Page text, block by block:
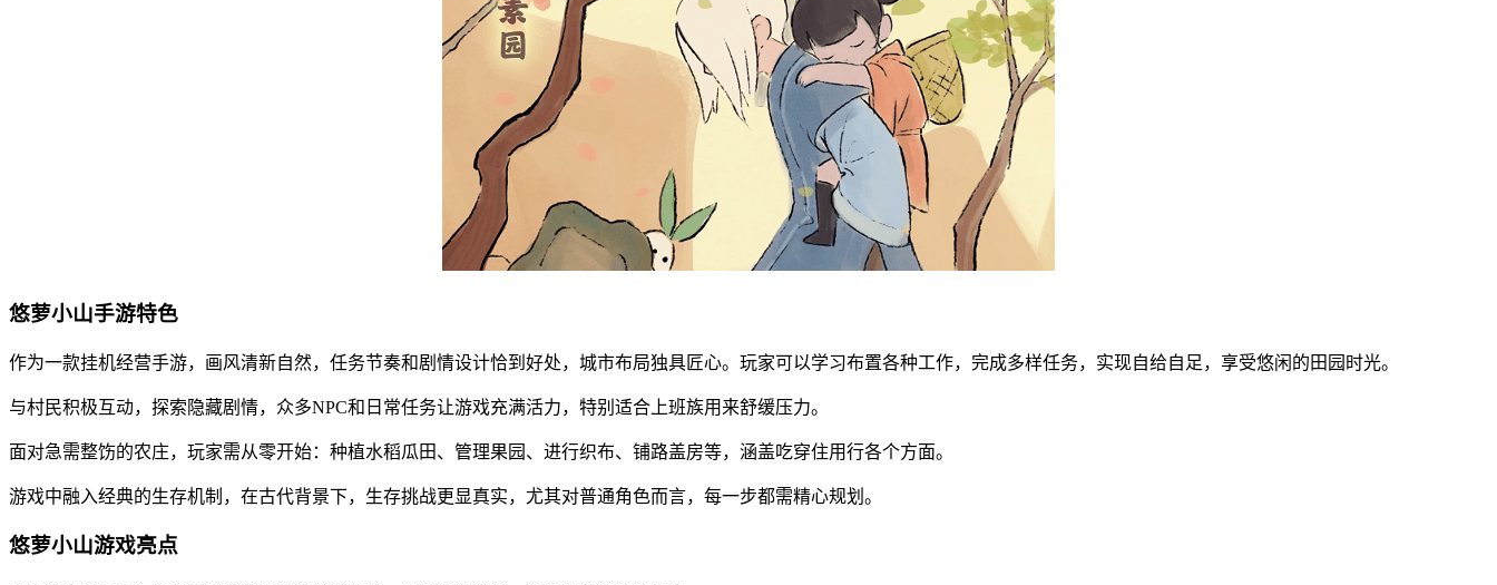
悠萝小山手游特色
作为一款挂机经营手游，画风清新自然，任务节奏和剧情设计恰到好处，城市布局独具匠心。玩家可以学习布置各种工作，完成多样任务，实现自给自足，享受悠闲的田园时光。
与村民积极互动，探索隐藏剧情，众多NPC和日常任务让游戏充满活力，特别适合上班族用来舒缓压力。
面对急需整饬的农庄，玩家需从零开始：种植水稻瓜田、管理果园、进行织布、铺路盖房等，涵盖吃穿住用行各个方面。
游戏中融入经典的生存机制，在古代背景下，生存挑战更显真实，尤其对普通角色而言，每一步都需精心规划。
悠萝小山游戏亮点